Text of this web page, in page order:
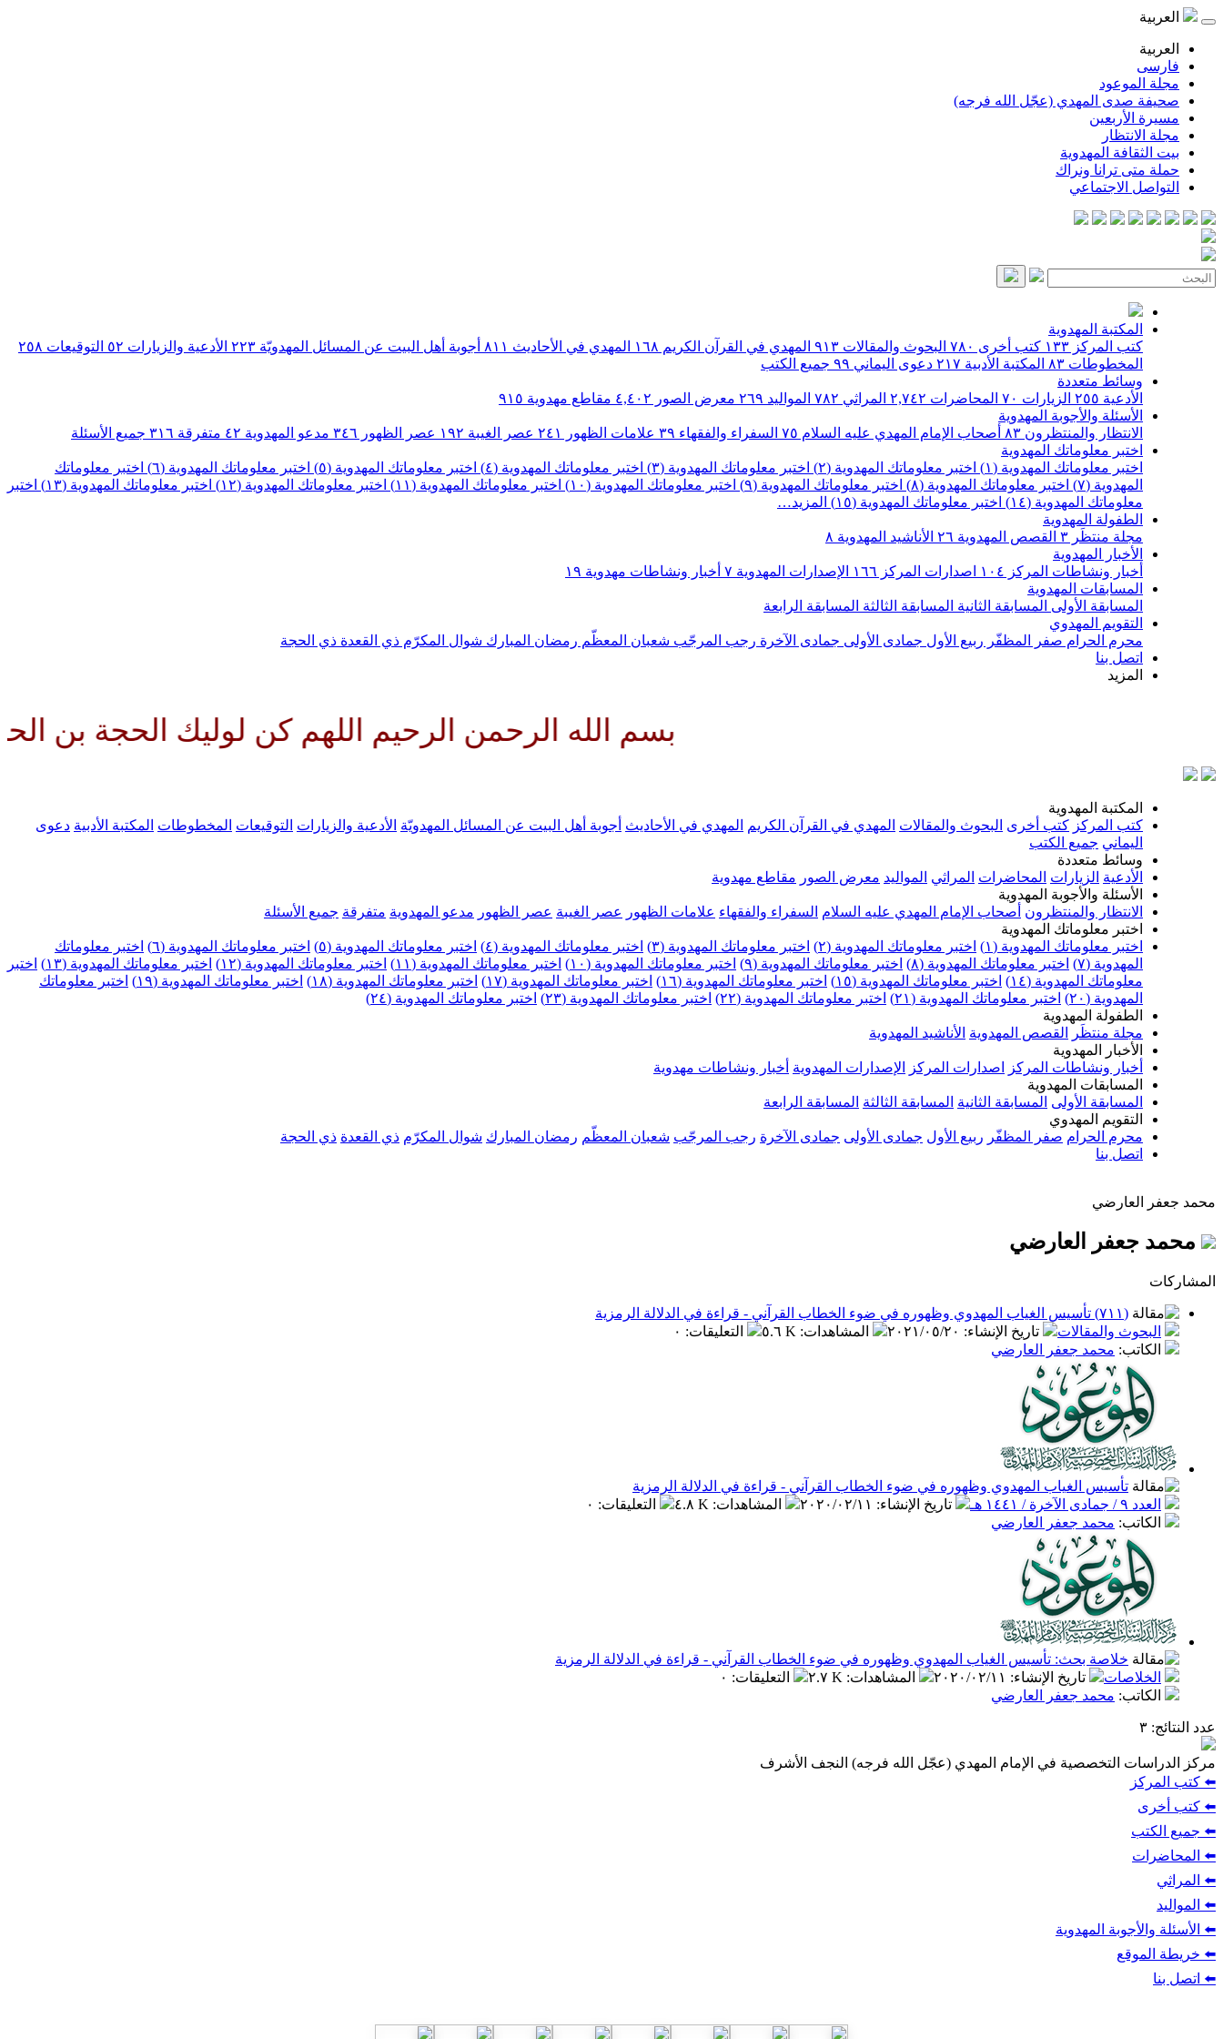
العربية
العربية
فارسی
مجلة الموعود
صحيفة صدى المهدي (عجّل الله فرجه)
مسيرة الأربعين
مجلة الانتظار
بيت الثقافة المهدوية
حملة متى ترانا ونراك
التواصل الاجتماعي
المكتبة المهدوية
كتب المركز ١٣٣ كتب أخرى ٧٨٠ البحوث والمقالات ٩١٣ المهدي في القرآن الكريم ١٦٨ المهدي في الأحاديث ٨١١ أجوبة أهل البيت عن المسائل المهدويّة ٢٢٣ الأدعية والزيارات ٥٢ التوقيعات ٢٥٨
المخطوطات ٨٣ المكتبة الأدبية ٢١٧ دعوى اليماني ٩٩ جميع الكتب
وسائط متعددة
الأدعية ٢٥٥ الزيارات ٧٠ المحاضرات ٢,٧٤٢ المراثي ٧٨٢ المواليد ٢٦٩ معرض الصور ٤,٤٠٢ مقاطع مهدوية ٩١٥
الأسئلة والأجوبة المهدوية
الانتظار والمنتظرون ٨٣ أصحاب الإمام المهدي عليه السلام ٧٥ السفراء والفقهاء ٣٩ علامات الظهور ٢٤١ عصر الغيبة ١٩٢ عصر الظهور ٣٤٦ مدعو المهدوية ٤٢ متفرقة ٣١٦ جميع الأسئلة
اختبر معلوماتك المهدوية
اختبر معلوماتك المهدوية (١)
اختبر معلوماتك المهدوية (٢) اختبر معلوماتك المهدوية (٣) اختبر معلوماتك المهدوية (٤) اختبر معلوماتك المهدوية (٥) اختبر معلوماتك المهدوية (٦)
اختبر معلوماتك
المهدوية (٧)
اختبر معلوماتك المهدوية (٨) اختبر معلوماتك المهدوية (٩) اختبر معلوماتك المهدوية (١٠) اختبر معلوماتك المهدوية (١١) اختبر معلوماتك المهدوية (١٢) اختبر معلوماتك المهدوية (١٣)
اختبر
معلوماتك المهدوية (١٤)
اختبر معلوماتك المهدوية (١٥)
المزيد…
الطفولة المهدوية
مجلة منتظَر ٣ القصص المهدوية ٢٦ الأناشيد المهدوية ٨
الأخبار المهدوية
أخبار ونشاطات المركز ١٠٤ اصدارات المركز ١٦٦ الإصدارات المهدوية ٧ أخبار ونشاطات مهدوية ١٩
المسابقات المهدوية
المسابقة الأولى المسابقة الثانية المسابقة الثالثة المسابقة الرابعة
التقويم المهدوي
محرم الحرام صفر المظفّر ربيع الأول جمادى الأولى جمادى الآخرة رجب المرجّب شعبان المعظّم رمضان المبارك شوال المكرّم ذي القعدة ذي الحجة
اتصل بنا
المزيد
بسم الله الرحمن الرحيم اللهم كن لوليك الحجة بن الحسن
المكتبة المهدوية
كتب المركز كتب أخرى البحوث والمقالات المهدي في القرآن الكريم المهدي في الأحاديث أجوبة أهل البيت عن المسائل المهدويّة الأدعية والزيارات التوقيعات المخطوطات المكتبة الأدبية دعوى
اليماني جميع الكتب
وسائط متعددة
الأدعية الزيارات المحاضرات المراثي المواليد معرض الصور مقاطع مهدوية
الأسئلة والأجوبة المهدوية
الانتظار والمنتظرون أصحاب الإمام المهدي عليه السلام السفراء والفقهاء علامات الظهور عصر الغيبة عصر الظهور مدعو المهدوية متفرقة جميع الأسئلة
اختبر معلوماتك المهدوية
اختبر معلوماتك المهدوية (١)
اختبر معلوماتك المهدوية (٢) اختبر معلوماتك المهدوية (٣) اختبر معلوماتك المهدوية (٤) اختبر معلوماتك المهدوية (٥) اختبر معلوماتك المهدوية (٦)
اختبر معلوماتك
المهدوية (٧)
اختبر معلوماتك المهدوية (٨) اختبر معلوماتك المهدوية (٩) اختبر معلوماتك المهدوية (١٠) اختبر معلوماتك المهدوية (١١) اختبر معلوماتك المهدوية (١٢) اختبر معلوماتك المهدوية (١٣)
اختبر
معلوماتك المهدوية (١٤)
اختبر معلوماتك المهدوية (١٥) اختبر معلوماتك المهدوية (١٦) اختبر معلوماتك المهدوية (١٧) اختبر معلوماتك المهدوية (١٨) اختبر معلوماتك المهدوية (١٩)
اختبر معلوماتك
المهدوية (٢٠)
اختبر معلوماتك المهدوية (٢١) اختبر معلوماتك المهدوية (٢٢) اختبر معلوماتك المهدوية (٢٣)
اختبر معلوماتك المهدوية (٢٤)
الطفولة المهدوية
مجلة منتظَر
القصص المهدوية الأناشيد المهدوية
الأخبار المهدوية
أخبار ونشاطات المركز
اصدارات المركز الإصدارات المهدوية أخبار ونشاطات مهدوية
المسابقات المهدوية
المسابقة الأولى المسابقة الثانية المسابقة الثالثة المسابقة الرابعة
التقويم المهدوي
محرم الحرام صفر المظفّر ربيع الأول جمادى الأولى جمادى الآخرة رجب المرجّب شعبان المعظّم رمضان المبارك شوال المكرّم ذي القعدة ذي الحجة
اتصل بنا
محمد جعفر العارضي
محمد جعفر العارضي
المشاركات
(٧١١) تأسيس الغياب المهدوي وظهوره في ضوء الخطاب القرآني - قراءة في الدلالة الرمزية
البحوث والمقالات
تاريخ الإنشاء: ٢٠٢١/٠٥/٢٠ المشاهدات: ٥.٦ K التعليقات: ٠
الكاتب: محمد جعفر العارضي
تأسيس الغياب المهدوي وظهوره في ضوء الخطاب القرآني - قراءة في الدلالة الرمزية
العدد ٩ / جمادى الآخرة / ١٤٤١ هـ
تاريخ الإنشاء: ٢٠٢٠/٠٢/١١ المشاهدات: ٤.٨ K التعليقات: ٠
الكاتب: محمد جعفر العارضي
خلاصة بحث: تأسيس الغياب المهدوي وظهوره في ضوء الخطاب القرآني - قراءة في الدلالة الرمزية
الخلاصات
تاريخ الإنشاء: ٢٠٢٠/٠٢/١١ المشاهدات: ٢.٧ K التعليقات: ٠
الكاتب: محمد جعفر العارضي
عدد النتائج: ٣
مركز الدراسات التخصصية في الإمام المهدي (عجّل الله فرجه) النجف الأشرف
⬅️ كتب المركز
⬅️ كتب أخرى
⬅️ جميع الكتب
⬅️ المحاضرات
⬅️ المراثي
⬅️ المواليد
⬅️ الأسئلة والأجوبة المهدوية
⬅️ خريطة الموقع
⬅️ اتصل بنا